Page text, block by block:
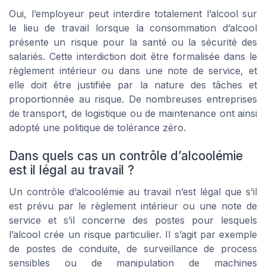
Oui, l’employeur peut interdire totalement l’alcool sur
le lieu de travail lorsque la consommation d’alcool
présente un risque pour la santé ou la sécurité des
salariés. Cette interdiction doit être formalisée dans le
règlement intérieur ou dans une note de service, et
elle doit être justifiée par la nature des tâches et
proportionnée au risque. De nombreuses entreprises
de transport, de logistique ou de maintenance ont ainsi
adopté une politique de tolérance zéro.
Dans quels cas un contrôle d’alcoolémie
est il légal au travail ?
Un contrôle d’alcoolémie au travail n’est légal que s’il
est prévu par le règlement intérieur ou une note de
service et s’il concerne des postes pour lesquels
l’alcool crée un risque particulier. Il s’agit par exemple
de postes de conduite, de surveillance de process
sensibles ou de manipulation de machines